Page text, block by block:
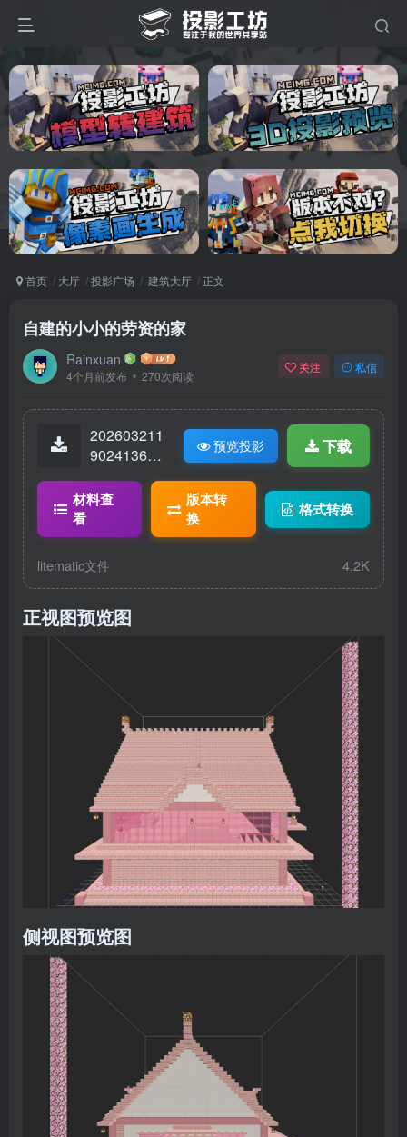
首页 大厅 投影广场 建筑大厅 正文
自建的小小的劳资的家
Rainxuan
4个月前发布 270次阅读
关注 私信
202603211
90241369-
ematic
预览投影 下载
材料查
看
版本转
换
格式转换
litematic文件 4.2K
正视图预览图
侧视图预览图